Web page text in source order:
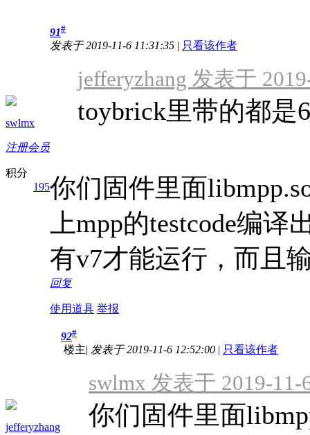
swlmx
注册会员
积分
195
91#
发表于 2019-11-6 11:31:35 | 只看该作者
jefferyzhang 发表于
toybrick里带的都是
你们固件里面
上mpp的testcode编
有v7才能运行，而
回复
使用道具 举报
jefferyzhang
92#
楼主| 发表于 2019-11-6 12:52:00 | 只看该作者
swlmx 发表于 2019-11-
你们固件里面